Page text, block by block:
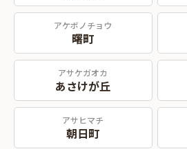
アケボノチョウ
曙町
アサケガオカ
あさけが丘
アサヒマチ
朝日町